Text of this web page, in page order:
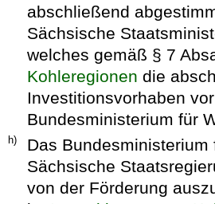
abschließend
Sächsische
welches gemäß § 7
Kohleregionen die
Investitionsvorhaben
Bundesministerium für
h)
Das
Sächsische
von der Förderung